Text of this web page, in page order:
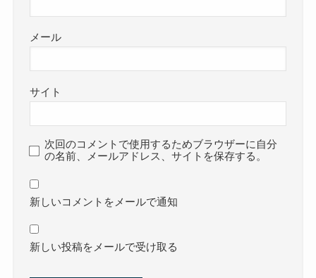
メール
サイト
次回のコメントで使用するためブラウザーに自分
の名前、メールアドレス、サイトを保存する。
新しいコメントをメールで通知
新しい投稿をメールで受け取る